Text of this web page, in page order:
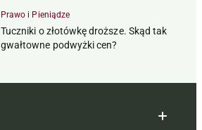
Prawo i Pieniądze
Tuczniki o złotówkę droższe. Skąd tak
gwałtowne podwyżki cen?